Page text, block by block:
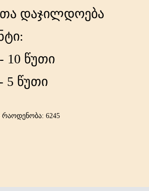
დაჯილდოება
10 წუთი
5 წუთი
6245